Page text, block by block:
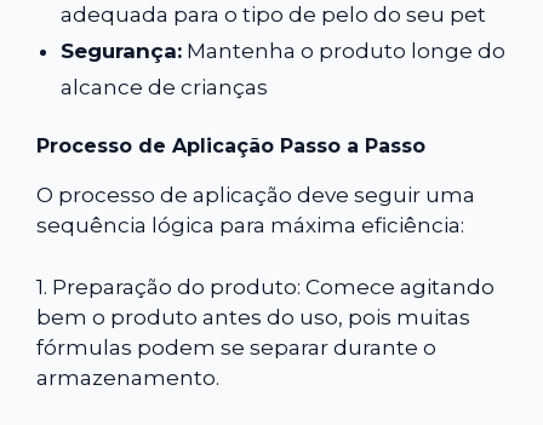
adequada para o tipo de pelo do seu pet
Segurança: Mantenha o produto longe do
alcance de crianças
Processo de Aplicação Passo a Passo
O processo de aplicação deve seguir uma
sequência lógica para máxima eficiência:
1. Preparação do produto: Comece agitando
bem o produto antes do uso, pois muitas
fórmulas podem se separar durante o
armazenamento.